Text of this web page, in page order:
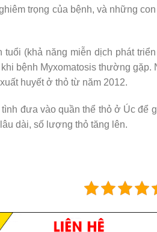
trọng của bệnh, và những
(khả năng miễn dịch phát
bệnh Myxomatosis thường
huyết ở thỏ từ năm 2012.
đưa vào quần thể thỏ ở Úc để
dài, số lượng thỏ tăng lên.